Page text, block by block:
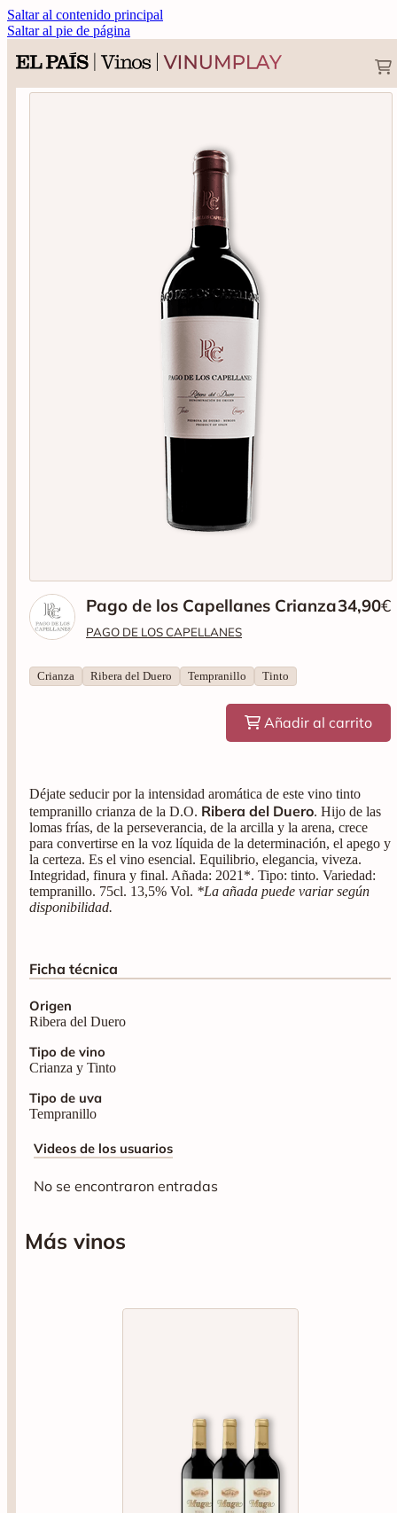
Saltar al contenido principal
Saltar al pie de página
Pago de los Capellanes Crianza
PAGO DE LOS CAPELLANES
34,90€
Crianza Ribera del Duero Tempranillo Tinto
Añadir al carrito
Déjate seducir por la intensidad aromática de este vino tinto
tempranillo crianza de la D.O. Ribera del Duero. Hijo de las
lomas frías, de la perseverancia, de la arcilla y la arena, crece
para convertirse en la voz líquida de la determinación, el apego y
la certeza. Es el vino esencial. Equilibrio, elegancia, viveza.
Integridad, finura y final. Añada: 2021*. Tipo: tinto. Variedad:
tempranillo. 75cl. 13,5% Vol. *La añada puede variar según
disponibilidad.
Ficha técnica
Origen
Ribera del Duero
Tipo de vino
Crianza y Tinto
Tipo de uva
Tempranillo
Videos de los usuarios
No se encontraron entradas
Más vinos